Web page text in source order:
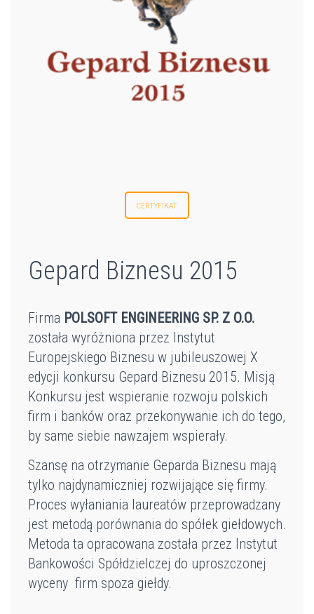
CERTYFIKAT
Gepard Biznesu 2015
Firma POLSOFT ENGINEERING SP. Z O.O.
została wyróżniona przez Instytut
Europejskiego Biznesu w jubileuszowej X
edycji konkursu Gepard Biznesu 2015. Misją
Konkursu jest wspieranie rozwoju polskich
firm i banków oraz przekonywanie ich do tego,
by same siebie nawzajem wspierały.
Szansę na otrzymanie Geparda Biznesu mają
tylko najdynamiczniej rozwijające się firmy.
Proces wyłaniania laureatów przeprowadzany
jest metodą porównania do spółek giełdowych.
Metoda ta opracowana została przez Instytut
Bankowości Spółdzielczej do uproszczonej
wyceny firm spoza giełdy.